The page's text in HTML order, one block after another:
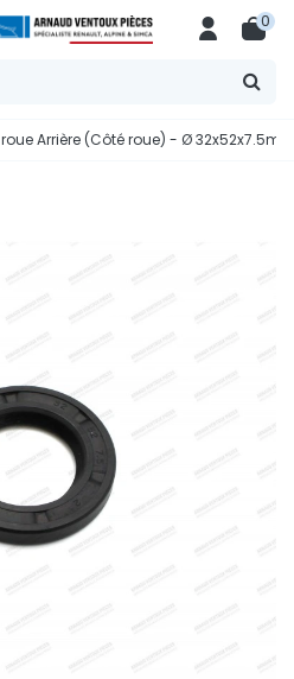
0
Arrière (Côté roue) - Ø